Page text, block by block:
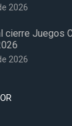
2026
cierre Juegos
2026